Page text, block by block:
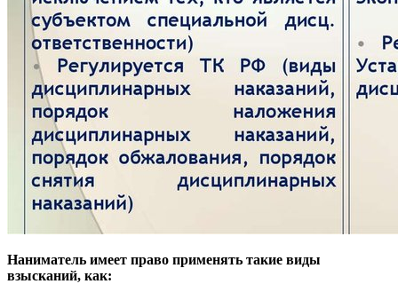
Наниматель имеет право применять такие виды
взысканий, как: